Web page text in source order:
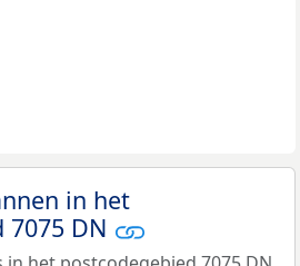
in het
7075 DN